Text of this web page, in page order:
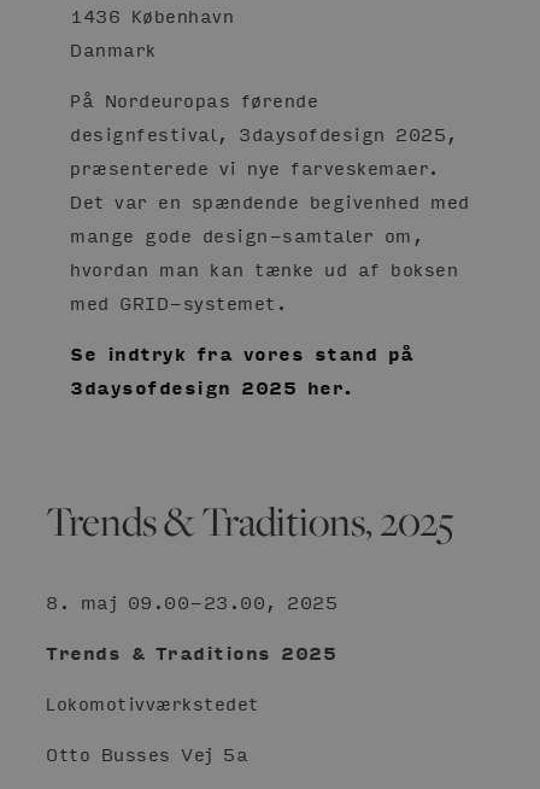
1436 København
Danmark
På Nordeuropas førende
designfestival, 3daysofdesign 2025,
præsenterede vi nye farveskemaer.
Det var en spændende begivenhed med
mange gode design-samtaler om,
hvordan man kan tænke ud af boksen
med GRID-systemet.
Se indtryk fra vores stand på
3daysofdesign 2025 her.
Trends & Traditions, 2025
8. maj 09.00-23.00, 2025
Trends & Traditions 2025
Lokomotivværkstedet
Otto Busses Vej 5a